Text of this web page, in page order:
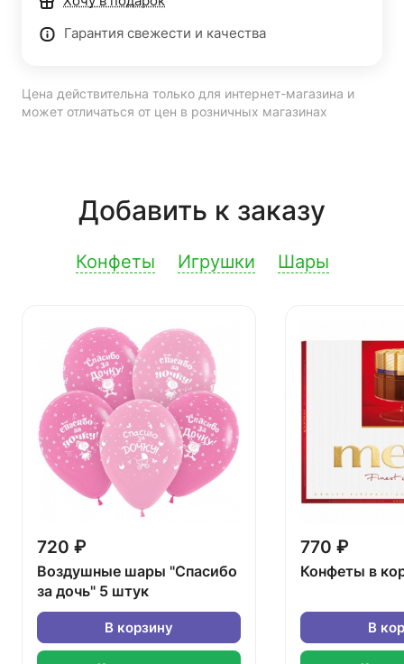
Гарантия свежести и качества
Цена действительна только для интернет-магазина и
может отличаться от цен в розничных магазинах
Добавить к заказу
Конфеты Игрушки Шары
720 ₽
Воздушные шары "Спасибо
за дочь" 5 штук
В корзину
770 ₽
Конфеты в
В